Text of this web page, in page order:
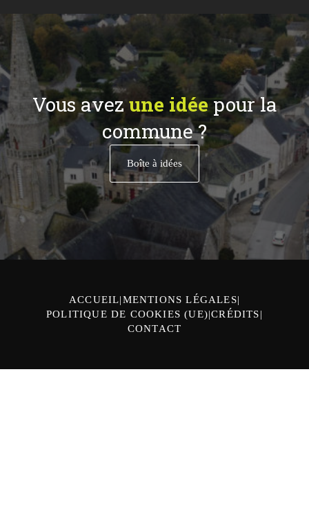
Vous avezune idéepour la
commune ?
Boîte à idées
ACCUEIL MENTIONS LÉGALES
POLITIQUE DE COOKIES (UE) CRÉDITS
CONTACT